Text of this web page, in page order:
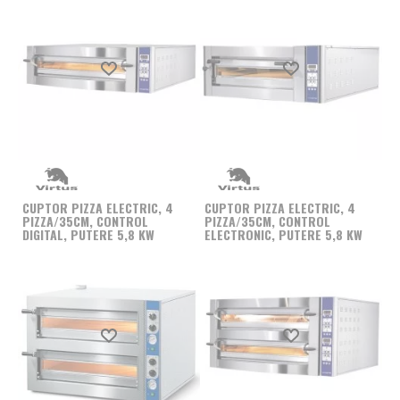
e-mail-ului sau formularului de pe site, sau telefonic, la
numarul 0760 657 744, pentru a va raspunde in cel mai
scurt timp. Experienta de peste 30 de ani in cadrul Fresco
interventie.
Produs favorit
CUPTOR PIZZA ELECTRIC, 4
PIZZA/35CM, CONTROL
DIGITAL, PUTERE 5,8 KW
Produs favorit
CUPTOR PIZZA ELECTRIC, 4
PIZZA/35CM, CONTROL
ELECTRONIC, PUTERE 5,8 KW
Produs favorit Produs favorit